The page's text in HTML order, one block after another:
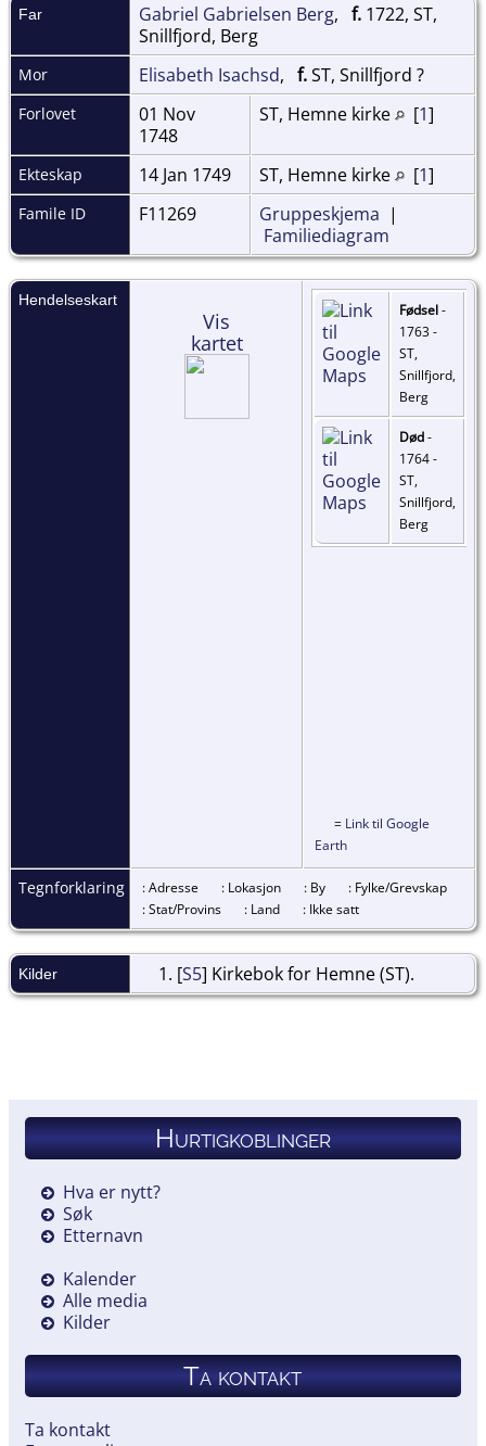
Far Gabriel Gabrielsen Berg, f. 1722, ST,
Snillfjord, Berg
Mor Elisabeth Isachsd, f.ST, Snillfjord ?
Forlovet
01 Nov
1748
ST, Hemne kirke [1]
Ekteskap 14 Jan 1749 ST, Hemne kirke [1]
Famile ID F11269 Gruppeskjema |
Familiediagram
Hendelseskart
Vis
kartet
Fødsel-
1763 -
ST,
Snillfjord,
Berg
Død-
1764 -
ST,
Snillfjord,
Berg
= Link til Google
Earth
Tegnforklaring : Adresse : Lokasjon : By
: Fylke/Grevskap
: Stat/Provins
: Land : Ikke satt
Kilder [S5] Kirkebok for Hemne (ST).
Hurtigkoblinger
Hva er nytt?
Søk
Etternavn
Kalender
Alle media
Kilder
Ta kontakt
Ta kontakt